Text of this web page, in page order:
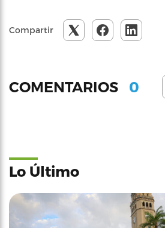
Compartir
COMENTARIOS 0
Lo Último